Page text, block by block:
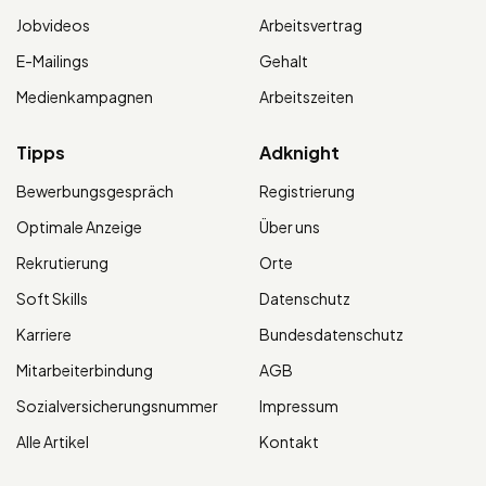
Jobvideos
E-Mailings
Medienkampagnen
Arbeitsvertrag
Gehalt
Arbeitszeiten
Tipps
Bewerbungsgespräch
Optimale Anzeige
Rekrutierung
Soft Skills
Karriere
Mitarbeiterbindung
Sozialversicherungsnummer
Alle Artikel
Adknight
Registrierung
Über uns
Orte
Datenschutz
Bundesdatenschutz
AGB
Impressum
Kontakt